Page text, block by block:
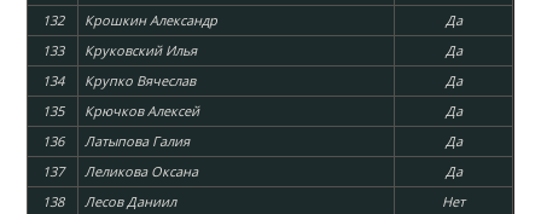
132
Крошкин Александр
Да
133
Круковский Илья
Да
134
Крупко Вячеслав
Да
135
Крючков Алексей
Да
136
Латыпова Галия
Да
137
Леликова Оксана
Да
138
Лесов Даниил
Нет